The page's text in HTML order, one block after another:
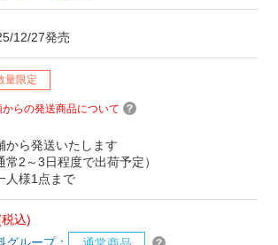
12/27発売
量限定
からの発送商品について
から発送いたします
常2～3日程度で出荷予定）
人様1点まで
込)
グループ：